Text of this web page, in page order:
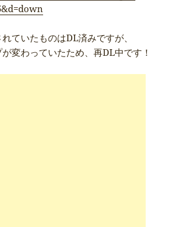
ていたものはDL済みですが、
変わっていたため、再DL中です！